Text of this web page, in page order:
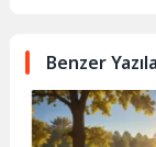
Benzer